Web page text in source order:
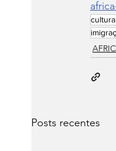
Posts recentes